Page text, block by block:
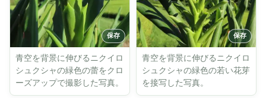
青空を背景に伸びるニクイロ
シュクシャの緑色の蕾をクロ
ーズアップで撮影した写真。
青空を背景に伸びるニクイロ
シュクシャの緑色の若い花芽
を接写した写真。